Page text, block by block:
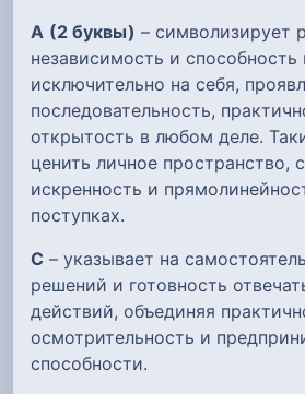
А (2 буквы) – символизирует
независимость и способность
исключительно на себя,
последовательность,
открытость в любом деле.
ценить личное пространство,
искренность и
поступках.
С – указывает на
решений и готовность
действий, объединяя
осмотрительность и
способности.